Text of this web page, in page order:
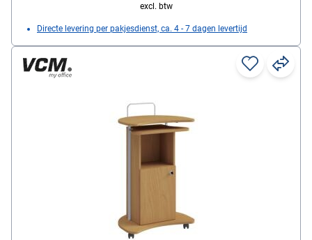
excl. btw
Directe levering per pakjesdienst, ca. 4 - 7 dagen levertijd